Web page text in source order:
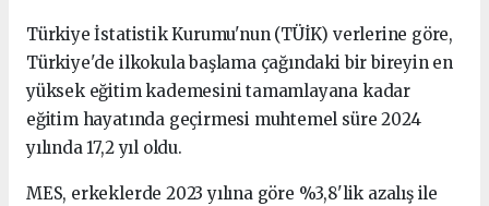
Türkiye İstatistik Kurumu'nun (TÜİK) verlerine göre,
Türkiye'de ilkokula başlama çağındaki bir bireyin en
yüksek eğitim kademesini tamamlayana kadar
eğitim hayatında geçirmesi muhtemel süre 2024
yılında 17,2 yıl oldu.
MES, erkeklerde 2023 yılına göre %3,8'lik azalış ile